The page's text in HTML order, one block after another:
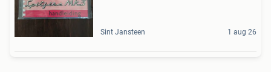
Sint Jansteen 1 aug 26